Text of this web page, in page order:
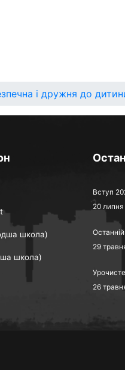
і дружня до
школа)
школа)
Вступ
20
29
26